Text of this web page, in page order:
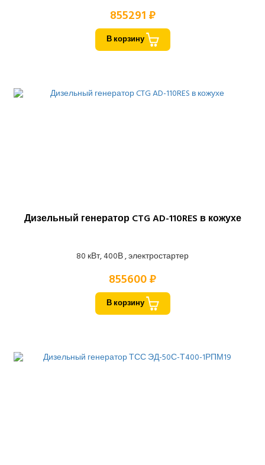
855291 ₽
В корзину
Дизельный генератор CTG AD-110RES в кожухе
80 кВт, 400В , электростартер
855600 ₽
В корзину